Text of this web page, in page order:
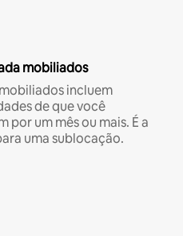
mobiliados
incluem
de que você
por um mês ou mais. É a
uma sublocação.